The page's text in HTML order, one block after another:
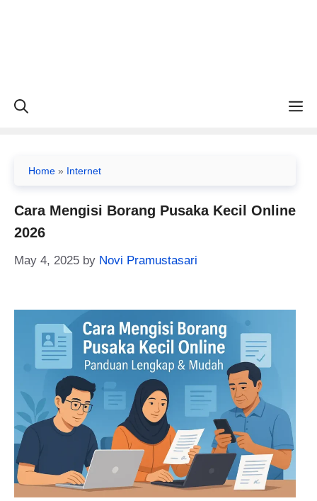
Home » Internet
Cara Mengisi Borang Pusaka Kecil Online
2026
May 4, 2025 by Novi Pramustasari